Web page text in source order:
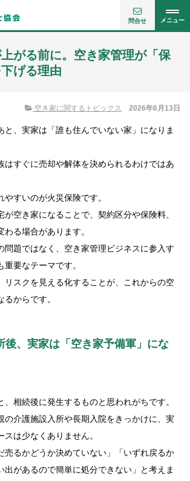
メニュー
問合せ
がる前に。空き家管理が「保
げる理由
空き家に関するトピックス 2026年6月13日
と、実家は「誰も住んでいない家」になりま
はすぐに売却や解体を決められるわけではあ
すいのが火災保険です。
が空き家になることで、契約区分や保険料、
る場合があります。
問題ではなく、空き家管理ビジネスに参入す
要なテーマです。
リスクを見える化することが、これからの空
からです。
後、実家は「空き家予備軍」にな
、相続後に発生するものと思われがちです。
の介護施設入所や長期入院をきっかけに、実
は少なくありません。
売るかどうか決めていない」「いずれ戻るか
出があるので簡単に処分できない」と考えま